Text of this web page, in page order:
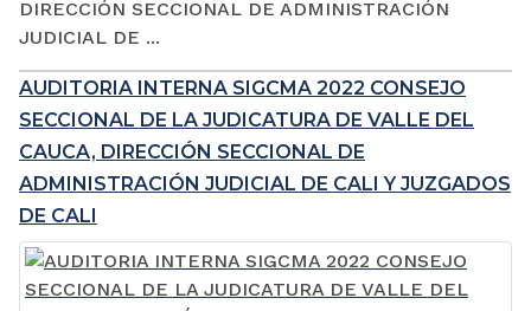
DIRECCIÓN SECCIONAL DE ADMINISTRACIÓN
JUDICIAL DE ...
AUDITORIA INTERNA SIGCMA 2022 CONSEJO
SECCIONAL DE LA JUDICATURA DE VALLE DEL
CAUCA, DIRECCIÓN SECCIONAL DE
ADMINISTRACIÓN JUDICIAL DE CALI Y JUZGADOS
DE CALI